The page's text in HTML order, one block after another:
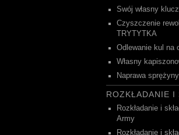
Swój własny
Czyszczenie
TRYTYTKA
Odlewanie kul na
Własny
Naprawa
ROZKŁADANIE I
Rozkładanie i
Army
Rozkładanie i